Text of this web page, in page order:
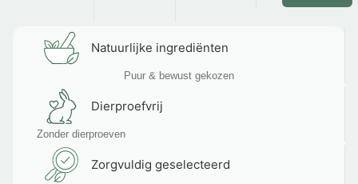
Natuurlijke ingrediënten
Puur & bewust gekozen
Dierproefvrij
Zonder dierproeven
Zorgvuldig geselecteerd